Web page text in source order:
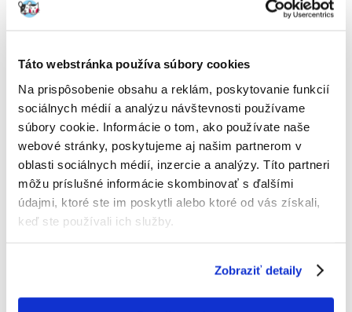
Táto webstránka používa súbory cookies
Na prispôsobenie obsahu a reklám, poskytovanie funkcií
sociálnych médií a analýzu návštevnosti používame
súbory cookie. Informácie o tom, ako používate naše
webové stránky, poskytujeme aj našim partnerom v
oblasti sociálnych médií, inzercie a analýzy. Títo partneri
môžu príslušné informácie skombinovať s ďalšími
údajmi, ktoré ste im poskytli alebo ktoré od vás získali,
keď ste používali ich služby.
Zobraziť detaily
Recommend
NAPÍSAŤ RECENZIU
Popis
Kompletné bezobilné krmivo pre dospelé mačky všetkých
plemien.
Jahňacie mäso je jemné mäso, ktoré zostáva veľmi šťavnaté aj po varení.
Perfektne sa hodí pre mačky trpiace potravinovou alergiou. Jahňacie
mäso je zdrojom L-karnitínu - je tak ideálnym zdrojom bielkovín pre
kardiovaskulárneho systému, ako aj železa a zinku. Tieto konzervy